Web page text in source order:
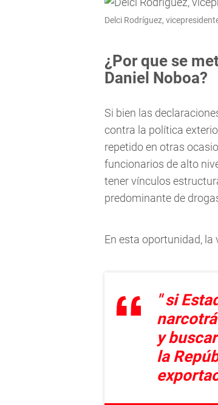
Delci Rodríguez,
¿Por que se
Daniel Noboa?
Si bien las
contra la política
repetido en otras
funcionarios de alto
tener vínculos
predominante de
En esta oportunidad,
" si
y
la